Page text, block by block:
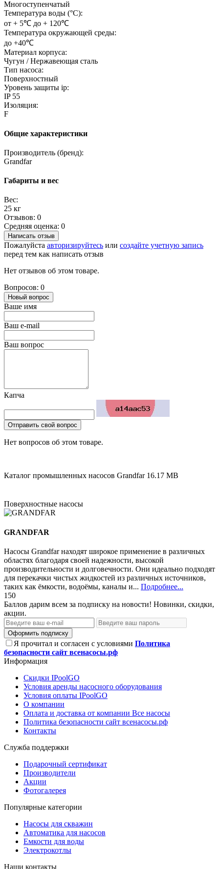
Многоступенчатый
Температура воды (°C):
от + 5℃ до + 120℃
Температура окружающей среды:
до +40℃
Материал корпуса:
Чугун / Нержавеющая сталь
Тип насоса:
Поверхностный
Уровень защиты ip:
IP 55
Изоляция:
F
Общие характеристики
Производитель (бренд):
Grandfar
Габариты и вес
Вес:
25 кг
Отзывов: 0
Средняя оценка: 0
Написать отзыв
Пожалуйста авторизируйтесь или создайте учетную запись
перед тем как написать отзыв
Нет отзывов об этом товаре.
Вопросов: 0
Новый вопрос
Ваше имя
Ваш e-mail
Ваш вопрос
Капча
Отправить свой вопрос
Нет вопросов об этом товаре.
Каталог промышленных насосов Grandfar 16.17 MB
Поверхностные насосы
GRANDFAR
Насосы Grandfar находят широкое применение в различных
областях благодаря своей надежности, высокой
производительности и долговечности. Они идеально подходят
для перекачки чистых жидкостей из различных источников,
таких как ёмкости, водоёмы, каналы и... Подробнее...
150
Баллов дарим всем за подписку на новости! Новинки, скидки,
акции.
Оформить подписку
Я прочитал и согласен с условиями Политика
безопасности сайт всенасосы.рф
Информация
Скидки IPoolGO
Условия аренды насосного оборудования
Условия оплаты IPoolGO
О компании
Оплата и доставка от компании Все насосы
Политика безопасности сайт всенасосы.рф
Контакты
Служба поддержки
Подарочный сертификат
Производители
Акции
Фотогалерея
Популярные категории
Насосы для скважин
Автоматика для насосов
Емкости для воды
Электрокотлы
Наши контакты